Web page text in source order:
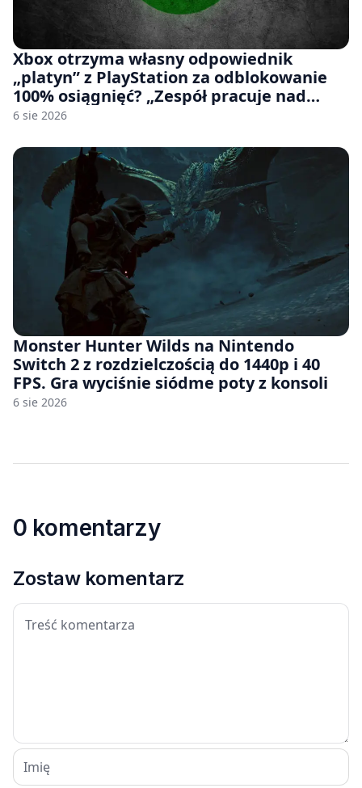
Xbox otrzyma własny odpowiednik
„platyn” z PlayStation za odblokowanie
100% osiągnięć? „Zespół pracuje nad
czymś, co ma się pojawić jeszcze w tym
6 sie 2026
Monster Hunter Wilds na Nintendo
Switch 2 z rozdzielczością do 1440p i 40
FPS. Gra wyciśnie siódme poty z konsoli
6 sie 2026
0 komentarzy
Zostaw komentarz